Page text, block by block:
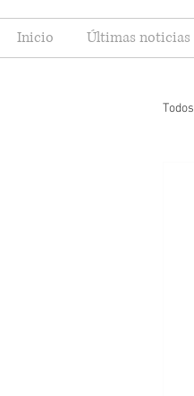
Inicio Últimas noticias
Todos